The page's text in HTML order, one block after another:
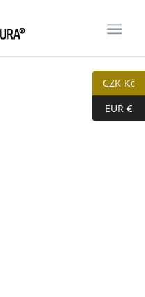
CZK Kč
EUR €